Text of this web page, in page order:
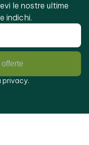
le nostre ultime
indichi.
privacy.